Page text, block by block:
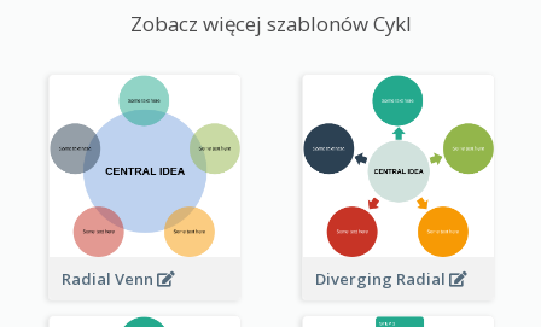
Zobacz więcej szablonów Cykl
Radial Venn Diverging Radial